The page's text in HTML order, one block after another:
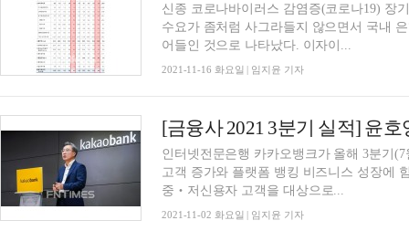
신종 코로나바이러스 감염증(코로나19) 장
수요가 좀처럼 사그라들지 않으면서 국내
어들인 것으로 나타났다. 이자이...
2021-11-16 화요일 | 임지윤 기자
인터넷전문은행 카카오뱅크가 올해 3분기
고객 증가와 플랫폼 뱅킹 비즈니스 성장에
중‧저신용자 고객을 대상으로...
2021-11-02 화요일 | 임지윤 기자